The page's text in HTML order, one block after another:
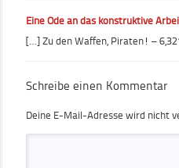
Eine Ode an das konstruktive
[…] Zu den Waffen, Piraten! –
Schreibe einen Kommentar
Deine E-Mail-Adresse wird nicht